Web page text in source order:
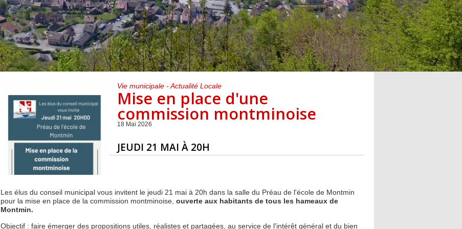
Centre de loisirs et
périscolaire
Mercredis
périscolaire
Vacances scolaires
Subventions
Vie municipale - Actualité Locale
Mise en place d'une
commission montminoise
18 Mai 2026
JEUDI 21 MAI À 20H
Les élus du conseil municipal vous invitent le jeudi 21 mai à 20h dans la salle du Préau de l'école de Montmin
pour la mise en place de la commission montminoise, ouverte aux habitants de tous les hameaux de
Montmin.
Objectif : faire émerger des propositions utiles, réalistes et partagées, au service de l'intérêt général et du bien